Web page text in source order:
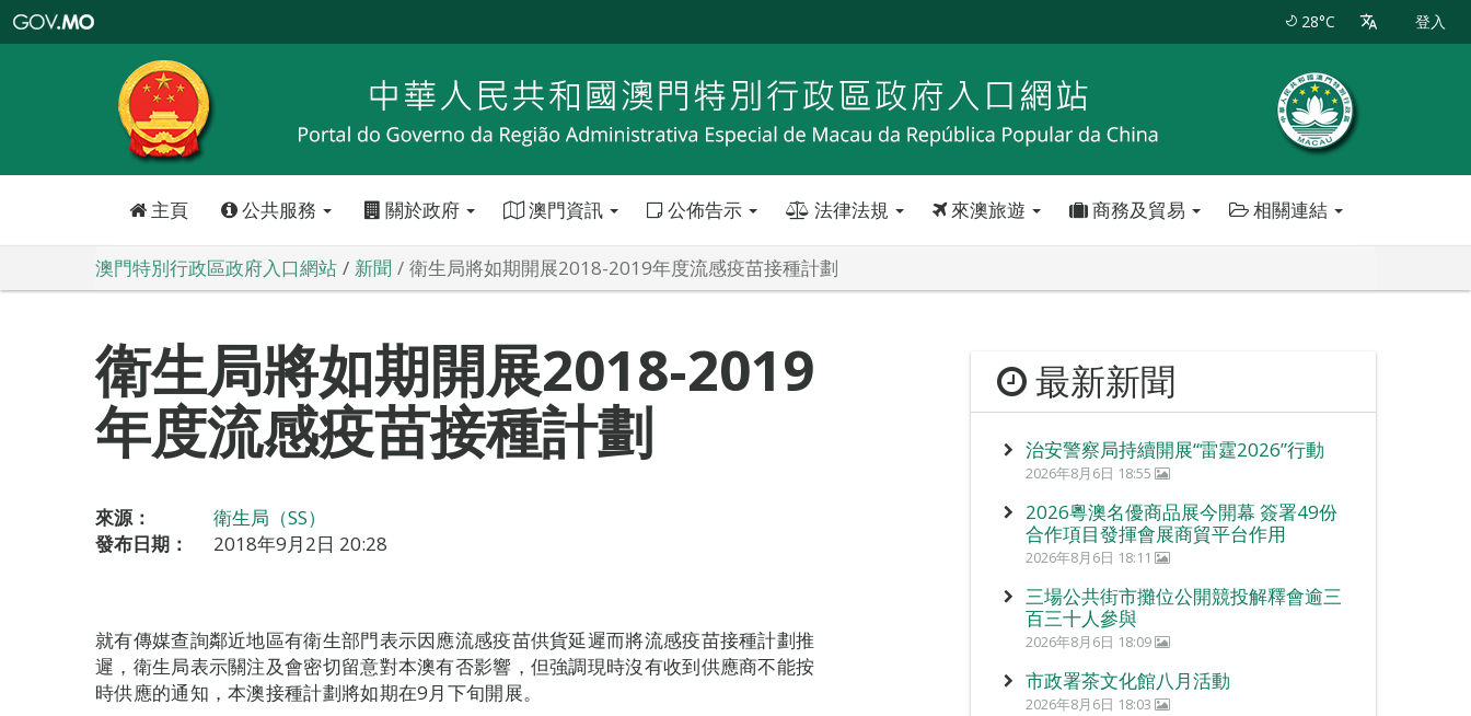
特
政
區
政
口
28°C 登入
主頁 公共服務 關於政府 澳門資訊 公佈告示 法律法規 來澳旅遊 商務及貿易 相關連結
澳門特別行政區政府入口網站 新聞 衛生局將如期開展2018-2019年度流感疫苗接種計劃
衛生局將如期開展2018-2019
年度流感疫苗接種計劃
來源：
衛生局（SS）
發布日期：
2018年9月2日 20:28
就有傳媒查詢鄰近地區有衛生部門表示因應流感疫苗供貨延遲而將流感疫苗接種計劃推
遲，衛生局表示關注及會密切留意對本澳有否影響，但強調現時沒有收到供應商不能按
時供應的通知，本澳接種計劃將如期在9月下旬開展。
最新新聞
治安警察局持續開展“雷霆2026”行動
2026年8月6日 18:55
2026粵澳名優商品展今開幕 簽署49份
合作項目發揮會展商貿平台作用
2026年8月6日 18:11
三場公共街市攤位公開競投解釋會逾三
百三十人參與
2026年8月6日 18:09
市政署茶文化館八月活動
2026年8月6日 18:03